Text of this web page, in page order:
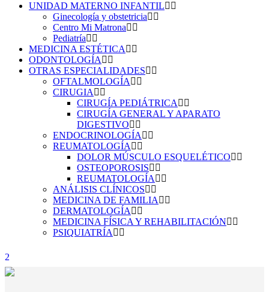
UNIDAD MATERNO INFANTIL
Ginecología y obstetricia
Centro Mi Matrona
Pediatría
MEDICINA ESTÉTICA
ODONTOLOGÍA
OTRAS ESPECIALIDADES
OFTALMOLOGÍA
CIRUGIA
CIRUGÍA PEDIÁTRICA
CIRUGÍA GENERAL Y APARATO
DIGESTIVO
ENDOCRINOLOGÍA
REUMATOLOGÍA
DOLOR MÚSCULO ESQUELÉTICO
OSTEOPOROSIS
REUMATOLOGÍA
ANÁLISIS CLÍNICOS
MEDICINA DE FAMILIA
DERMATOLOGÍA
MEDICINA FÍSICA Y REHABILITACIÓN
PSIQUIATRÍA